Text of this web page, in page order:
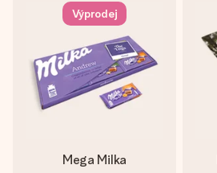
Výprodej
Mega Milka